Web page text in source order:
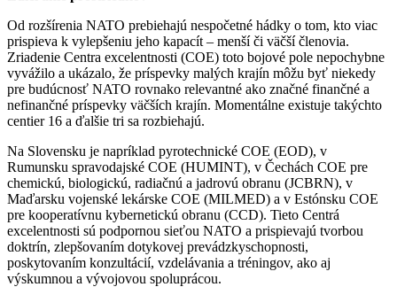
Od rozšírenia NATO prebiehajú nespočetné hádky o tom, kto viac
prispieva k vylepšeniu jeho kapacít – menší či väčší členovia.
Zriadenie Centra excelentnosti (COE) toto bojové pole nepochybne
vyvážilo a ukázalo, že príspevky malých krajín môžu byť niekedy
pre budúcnosť NATO rovnako relevantné ako značné finančné a
nefinančné príspevky väčších krajín. Momentálne existuje takýchto
centier 16 a ďalšie tri sa rozbiehajú.
Na Slovensku je napríklad pyrotechnické COE (EOD), v
Rumunsku spravodajské COE (HUMINT), v Čechách COE pre
chemickú, biologickú, radiačnú a jadrovú obranu (JCBRN), v
Maďarsku vojenské lekárske COE (MILMED) a v Estónsku COE
pre kooperatívnu kybernetickú obranu (CCD). Tieto Centrá
excelentnosti sú podpornou sieťou NATO a prispievajú tvorbou
doktrín, zlepšovaním dotykovej prevádzkyschopnosti,
poskytovaním konzultácií, vzdelávania a tréningov, ako aj
výskumnou a vývojovou spoluprácou.